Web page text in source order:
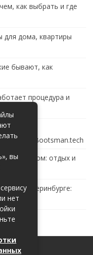
как выбрать и где
для дома, квартиры
бывают, как
процедура и
обзор
сайта Bootsman.tech
бассейном: отдых и
в Екатеринбурге:
вы
нет